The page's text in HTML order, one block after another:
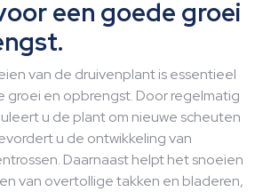
een goede groei
van de druivenplant is essentieel
groei en opbrengst. Door regelmatig
u de plant om nieuwe scheuten
u de ontwikkeling van
Daarnaast helpt het snoeien
van overtollige takken en bladeren,